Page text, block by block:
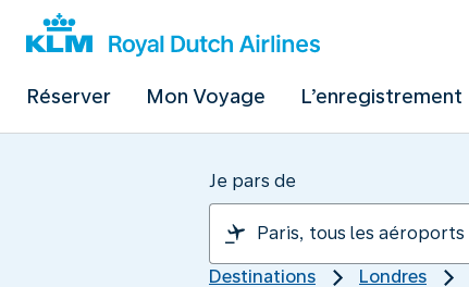
Réserver Mon Voyage L’enregistrement
Je pars de
Destinations Londres